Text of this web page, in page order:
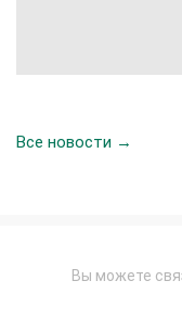
Все новости →
Вы можете